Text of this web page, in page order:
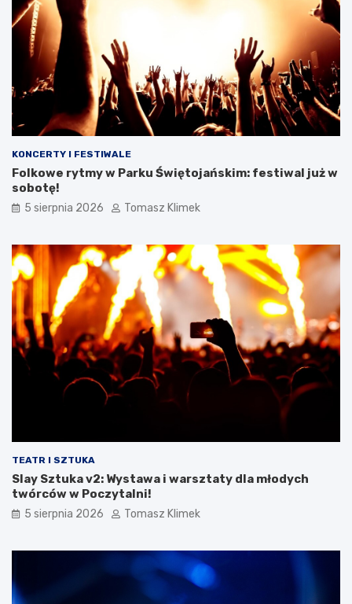
KONCERTY I FESTIWALE
Folkowe rytmy w Parku Świętojańskim: festiwal już w
sobotę!
5 sierpnia 2026 Tomasz Klimek
TEATR I SZTUKA
Slay Sztuka v2: Wystawa i warsztaty dla młodych
twórców w Poczytalni!
5 sierpnia 2026 Tomasz Klimek